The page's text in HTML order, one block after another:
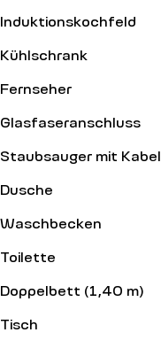
Induktionskochfeld
Kühlschrank
Fernseher
Glasfaseranschluss
Staubsauger mit Kabel
Dusche
Waschbecken
Toilette
Doppelbett (1,40 m)
Tisch